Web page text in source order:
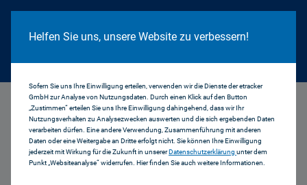
Cookie Hinweis
Helfen Sie uns, unsere Website zu verbessern!
Sofern Sie uns Ihre Einwilligung erteilen, verwenden wir die Dienste der etracker
GmbH zur Analyse von Nutzungsdaten. Durch einen Klick auf den Button
„Zustimmen“ erteilen Sie uns Ihre Einwilligung dahingehend, dass wir Ihr
Nutzungsverhalten zu Analysezwecken auswerten und die sich ergebenden Daten
verarbeiten dürfen. Eine andere Verwendung, Zusammenführung mit anderen
Daten oder eine Weitergabe an Dritte erfolgt nicht. Sie können Ihre Einwilligung
jederzeit mit Wirkung für die Zukunft in unsererDatenschutzerklärung unter dem
Punkt „Websiteanalyse“ widerrufen. Hier finden Sie auch weitere Informationen.
Aktuell